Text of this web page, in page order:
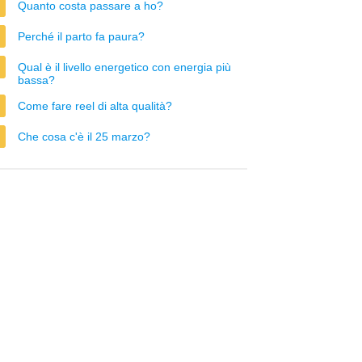
Quanto costa passare a ho?
Perché il parto fa paura?
Qual è il livello energetico con energia più
bassa?
Come fare reel di alta qualità?
Che cosa c'è il 25 marzo?